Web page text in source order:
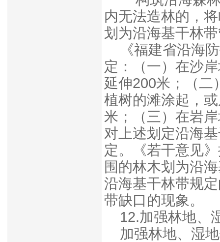
内无法造林的，
划为沿海基干林
《福建省沿海
定：（一）在沙
延伸200米；（二
植树的滩涂起，
米；（三）在岩
对上述划定沿海
定。《若干意见
围的林木划为沿
沿海基干林带规
带缺口的现象。
12.加强林地、
加强林地、湿